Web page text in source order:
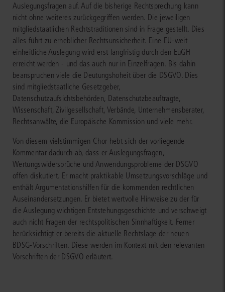
Auslegungsfragen auf. Auf die bisherige Rechtsprechung kann
nicht ohne weiteres zurückgegriffen werden. Die jeweiligen
mitgliedstaatlichen Rechtstraditionen sind in Frage gestellt. Dies
alles führt zu erheblicher Rechtsunsicherheit. Eine EU-weit
einheitliche Auslegung wird erst langfristig durch den EuGH
erreicht werden - und das auch nur in Einzelfragen. Bis dahin
beanspruchen viele die Deutungshoheit über die DSGVO. Dies
sind mitgliedstaatliche Gesetzgeber,
Datenschutzaufsichtsbehörden, Datenschutzbeauftragte,
Wissenschaft, Zivilgesellschaft, Verbände, Unternehmensberater,
Rechtsanwälte, die Europäische Kommission und viele mehr.
Von diesem vielstimmigen Chor hebt sich der vorliegende
Kommentar dadurch ab, dass er Auslegungsfragen,
Wertungswidersprüche und Anwendungsprobleme der DSGVO
offen diskutiert. Er macht praktikable Umsetzungsvorschläge und
enthält Argumentationshilfen für die kommenden rechtlichen
Auseinandersetzungen. Er bietet wertvolle Hinweise zu der für
die Auslegung wichtigen Entstehungsgeschichte und verschweigt
auch nicht Fragen der rechtspolitischen Sinnhaftigkeit. Ferner
berücksichtigt er bereits die aktuelle Rechtslage der neuen
BDSG-Vorschriften. Diese werden im Kontext mit den relevanten
Vorschriften der DSGVO erläutert.